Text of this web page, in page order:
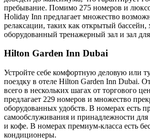
пребывание. Помимо 275 номеров и
Holiday Inn предлагает множество
релаксации, таких как открытый бассейн,
оборудованный тренажерный зал и зал
Hilton Garden Inn Dubai
Устройте себе комфортную деловую или
поездку в отеле Hilton Garden Inn Dubai.
всего в нескольких шагах от торгового
предлагает 229 номеров и множество
оборудованных удобств. В номерах есть
самообслуживания и принадлежности для
и кофе. В номерах премиум-класса есть
кондиционеры.